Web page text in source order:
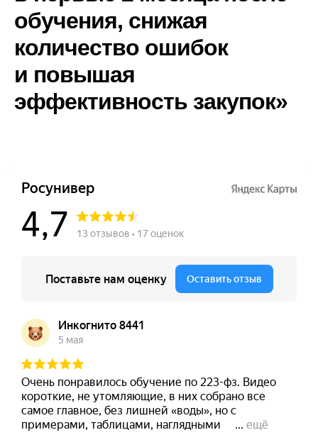
обучения, снижая
количество ошибок
и повышая
эффективность закупок»